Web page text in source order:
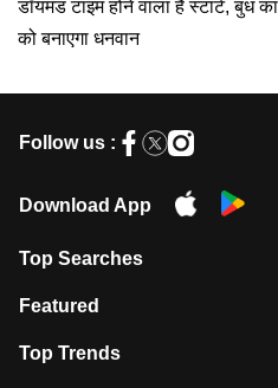
डॉयमंड टाइम होने वाला है स्टार्ट, बुध
को बनाएगा धनवान
Follow us :
Download App
Top Searches
मुंबई में लगे 'जेन जी' के पोस्टर, लिखा- 'मैं
Featured
10 अगस्त को विधानसभा का घेराव करेंगे
Top Trends